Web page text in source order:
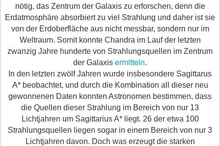
nötig, das Zentrum der Galaxis zu erforschen, denn die
Erdatmosphäre absorbiert zu viel Strahlung und daher ist sie
von der Erdoberfläche aus nicht messbar, sondern nur im
Weltraum. Somit konnte Chandra im Lauf der letzten
zwanzig Jahre hunderte von Strahlungsquellen im Zentrum
der Galaxis ermitteln.
In den letzten zwölf Jahren wurde insbesondere Sagittarus
A* beobachtet, und durch die Kombination all dieser neu
gewonnenen Daten konnten Astronomen bestimmen, dass
die Quellen dieser Strahlung im Bereich von nur 13
Lichtjahren um Sagittarius A* liegt. 26 der etwa 100
Strahlungsquellen liegen sogar in einem Bereich von nur 3
Lichtjahren davon. Doch was erzeugt die starken